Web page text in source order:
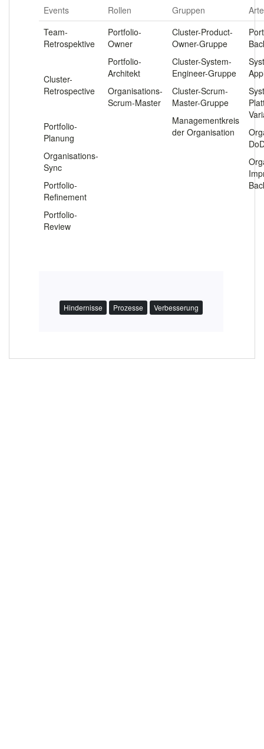
Events Rollen Gruppen
Team-
Retrospektive
Cluster-
Retrospective
Portfolio-
Planung
Organisations-
Sync
Portfolio-
Refinement
Portfolio-
Review
Portfolio-
Owner
Portfolio-
Architekt
Organisations-
Scrum-Master
Cluster-Product-
Owner-Gruppe
Cluster-System-
Engineer-Gruppe
Cluster-Scrum-
Master-Gruppe
Managementkreis
der Organisation
Hindernisse Prozesse Verbesserung